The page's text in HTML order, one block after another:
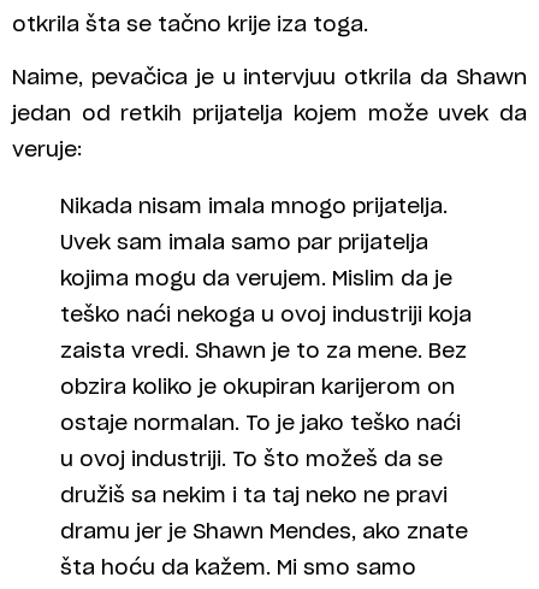
otkrila šta se tačno krije iza toga.
Naime, pevačica je u intervjuu otkrila da Shawn
jedan od retkih prijatelja kojem može uvek da
veruje:
Nikada nisam imala mnogo prijatelja.
Uvek sam imala samo par prijatelja
kojima mogu da verujem. Mislim da je
teško naći nekoga u ovoj industriji koja
zaista vredi. Shawn je to za mene. Bez
obzira koliko je okupiran karijerom on
ostaje normalan. To je jako teško naći
u ovoj industriji. To što možeš da se
družiš sa nekim i ta taj neko ne pravi
dramu jer je Shawn Mendes, ako znate
šta hoću da kažem. Mi smo samo